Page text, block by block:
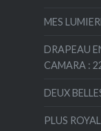
MES
DRAPEAU
CAMARA :
DEUX
PLUS